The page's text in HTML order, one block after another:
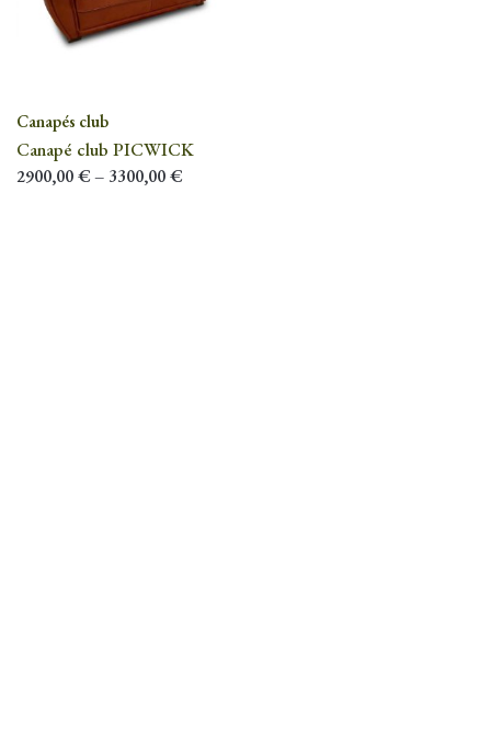
Canapés club
Canapé club PICWICK
2900,00€– 3300,00€